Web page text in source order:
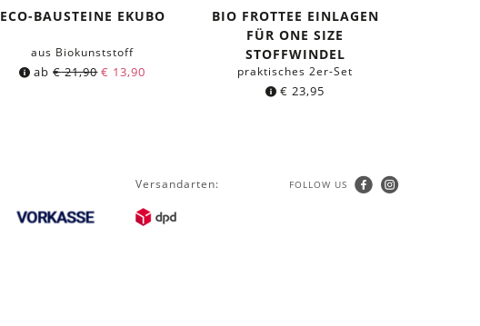
ECO-BAUSTEINE EKUBO
aus Biokunststoff
ab€21,90 € 13,90
BIO FROTTEE EINLAGEN
FÜR ONE SIZE
STOFFWINDEL
praktisches 2er-Set
€ 23,95
Versandarten: FOLLOW US